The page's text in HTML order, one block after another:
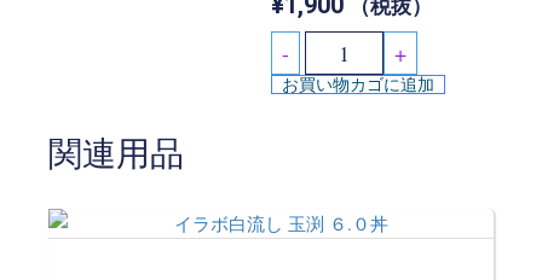
（税抜）
- +
お買い物カゴに追加
関連用品